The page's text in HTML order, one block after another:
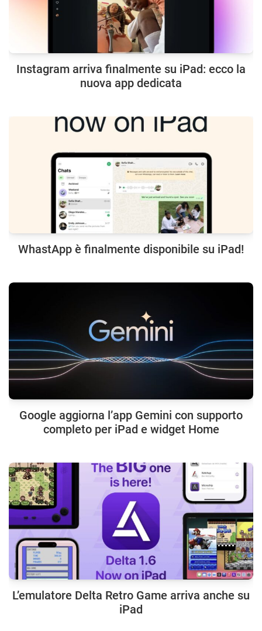
Instagram arriva finalmente su iPad: ecco la
nuova app dedicata
WhastApp è finalmente disponibile su iPad!
Google aggiorna l’app Gemini con supporto
completo per iPad e widget Home
L’emulatore Delta Retro Game arriva anche su
iPad